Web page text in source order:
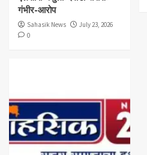
गंभीर-आरोप
Sahasik News
July 23, 2026
0